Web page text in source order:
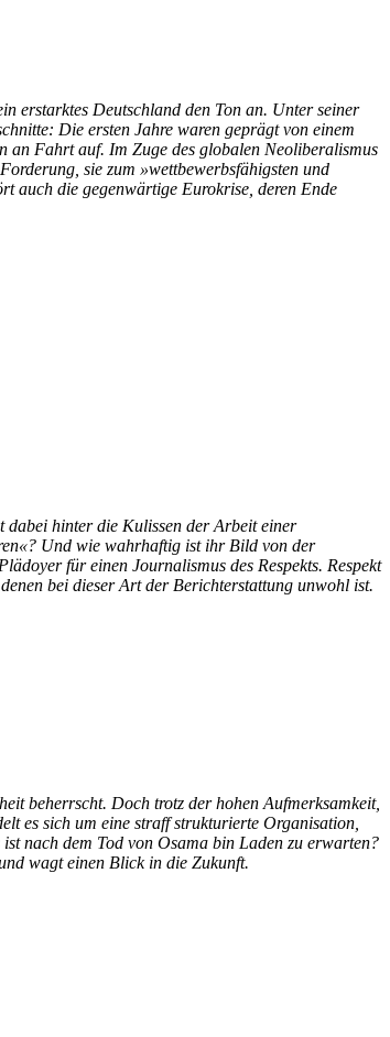
erstarktes Deutschland den Ton an. Unter seiner
Die ersten Jahre waren geprägt von einem
an Fahrt auf. Im Zuge des globalen Neoliberalismus
sie zum »wettbewerbsfähigsten und
auch die gegenwärtige Eurokrise, deren Ende
dabei hinter die Kulissen der Arbeit einer
Und wie wahrhaftig ist ihr Bild von der
für einen Journalismus des Respekts. Respekt
bei dieser Art der Berichterstattung unwohl ist.
beherrscht. Doch trotz der hohen Aufmerksamkeit,
es sich um eine straff strukturierte Organisation,
nach dem Tod von Osama bin Laden zu erwarten?
wagt einen Blick in die Zukunft.